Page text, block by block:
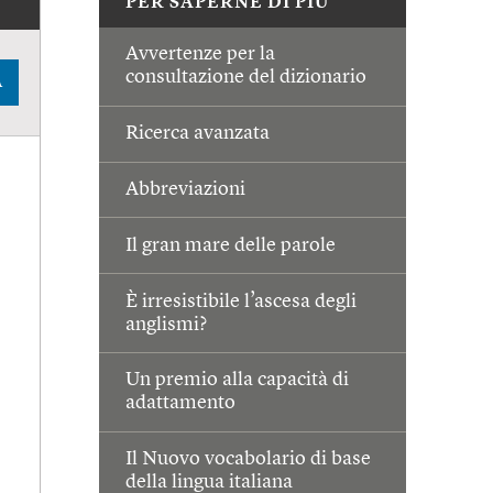
Avvertenze per la
consultazione del dizionario
Ricerca avanzata
Abbreviazioni
Il gran mare delle parole
È irresistibile l’ascesa degli
anglismi?
Un premio alla capacità di
adattamento
Il Nuovo vocabolario di base
della lingua italiana